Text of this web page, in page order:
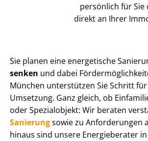
persönlich für Sie
direkt an Ihrer
Sie planen eine energetische
senken und dabei
München unterstützen Sie Schritt
Umsetzung. Ganz gleich, ob
oder Spezialobjekt: Wir beraten
Sanierungsowie zu Anforderungen
hinaus sind unsere Energieberater